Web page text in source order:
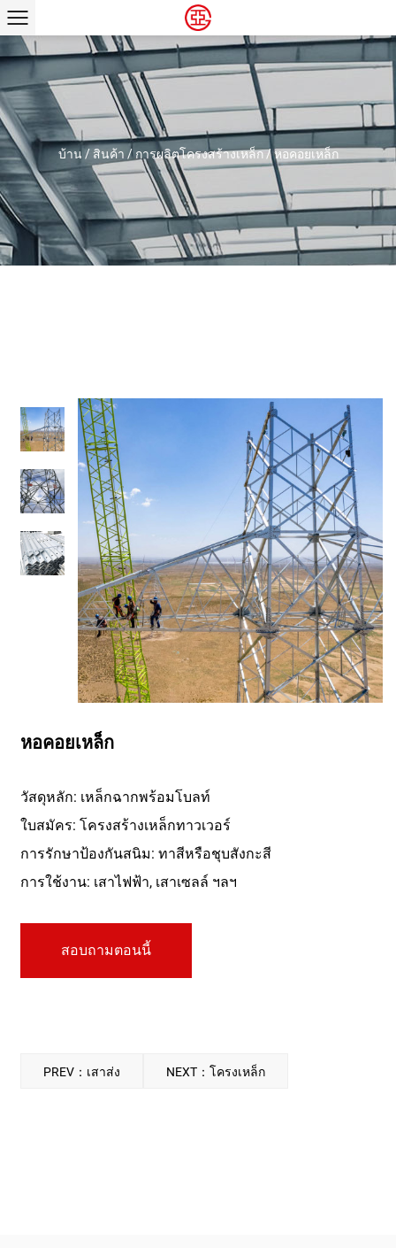
บ้าน/ สินค้า / การผลิตโครงสร้างเหล็ก/หอคอยเหล็ก
หอคอยเหล็ก
วัสดุหลัก: เหล็กฉากพร้อมโบลท์
ใบสมัคร: โครงสร้างเหล็กทาวเวอร์
การรักษาป้องกันสนิม: ทาสีหรือชุบสังกะสี
การใช้งาน: เสาไฟฟ้า, เสาเซลล์ ฯลฯ
สอบถามตอนนี้
PREV：เสาส่ง NEXT：โครงเหล็ก